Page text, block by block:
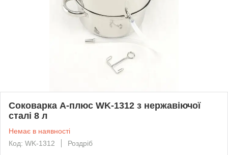
Соковарка А-плюс WK-1312 з нержавіючої
сталі 8 л
Немає в наявності
Код: WK-1312
Роздріб